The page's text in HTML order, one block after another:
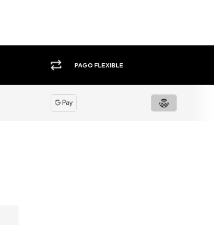
+1.000 MARCAS